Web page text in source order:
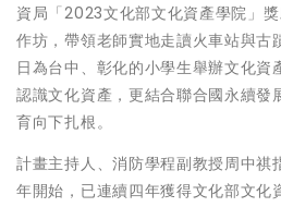
資局「2023文化部文化資產學院」
作坊，帶領老師實地走讀火車站與古
日為台中、彰化的小學生舉辦文化
認識文化資產，更結合聯合國永續發
育向下扎根。
計畫主持人、消防學程副教授周中祺
年開始，已連續四年獲得文化部文化